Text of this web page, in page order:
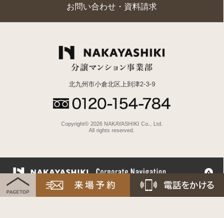
お問い合わせ・資料請求
北九州市小倉北区上到津2-3-9
Copyright© 2026 NAKAYASHIKI Co., Ltd.
All rights reserved.